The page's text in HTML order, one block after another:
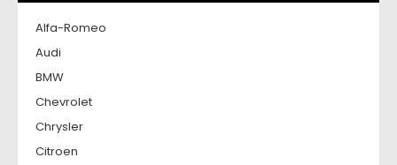
Alfa-Romeo
Audi
BMW
Chevrolet
Chrysler
Citroen